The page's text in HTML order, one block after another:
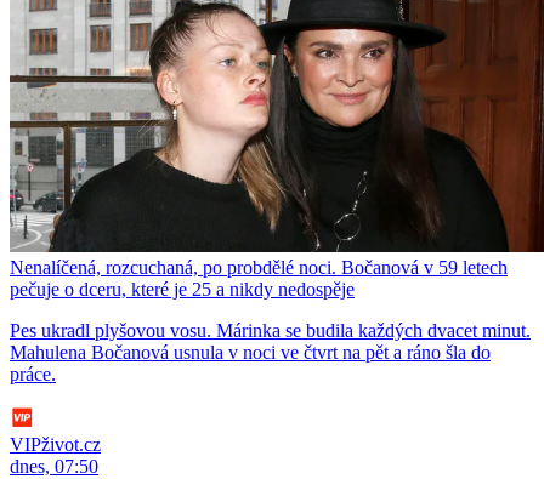
Nenalíčená, rozcuchaná, po probdělé noci. Bočanová v 59 letech
pečuje o dceru, které je 25 a nikdy nedospěje
Pes ukradl plyšovou vosu. Márinka se budila každých dvacet minut.
Mahulena Bočanová usnula v noci ve čtvrt na pět a ráno šla do
práce.
VIPživot.cz
dnes, 07:50